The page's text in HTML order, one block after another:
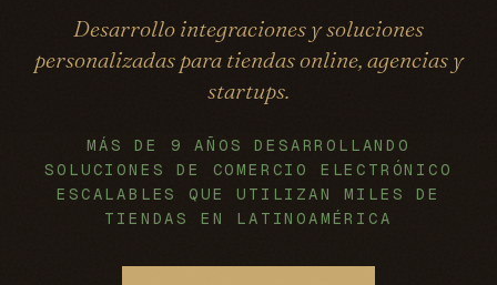
Desarrollo integraciones y soluciones
personalizadas para tiendas online, agencias y
startups.
MÁS DE 9 AÑOS DESARROLLANDO
SOLUCIONES DE COMERCIO ELECTRÓNICO
ESCALABLES QUE UTILIZAN MILES DE
TIENDAS EN LATINOAMÉRICA